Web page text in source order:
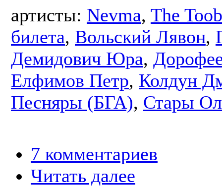
артисты: Nevma, The
билета, Вольский Лявон,
Демидович Юра,
Елфимов Петр, Колдун
Песняры (БГА), Стары
7 комментариев
Читать далее